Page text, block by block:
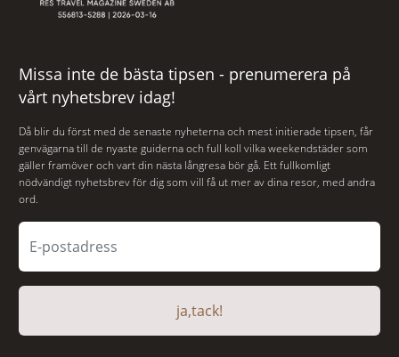
Missa inte de bästa tipsen - prenumerera på
vårt nyhetsbrev idag!
Då blir du först med de senaste nyheterna och mest initierade tipsen, får
genvägarna till de nyaste guiderna och full koll vilka weekendstäder som
gäller framöver och vart din nästa långresa bör gå. Ett fullkomligt
nödvändigt nyhetsbrev för dig som vill få ut mer av dina resor, med andra
ord.
ja,tack!